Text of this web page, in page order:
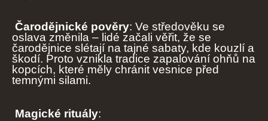
Čarodějnické pověry: Ve středověku se
oslava změnila – lidé začali věřit, že se
čarodějnice slétají na tajné sabaty, kde kouzlí a
škodí. Proto vznikla tradice zapalování ohňů na
kopcích, které měly chránit vesnice před
temnými silami.
Magické rituály: